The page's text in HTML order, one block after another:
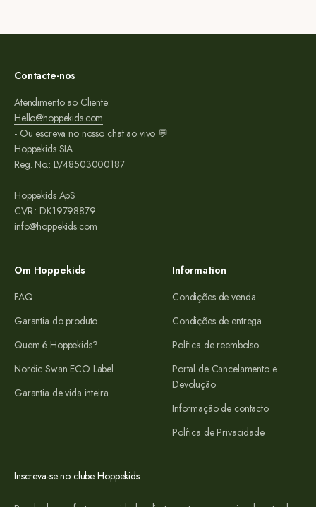
Contacte-nos
Atendimento ao Cliente:
Hello@hoppekids.com
- Ou escreva no nosso chat ao vivo 💬
Hoppekids SIA
Reg. No.: LV48503000187
Hoppekids ApS
CVR.: DK19798879
info@hoppekids.com
Om Hoppekids
FAQ
Garantia do produto
Quem é Hoppekids?
Nordic Swan ECO Label
Garantia de vida inteira
Information
Condições de venda
Condições de entrega
Política de reembolso
Portal de Cancelamento e
Devolução
Informação de contacto
Política de Privacidade
Inscreva-se no clube Hoppekids